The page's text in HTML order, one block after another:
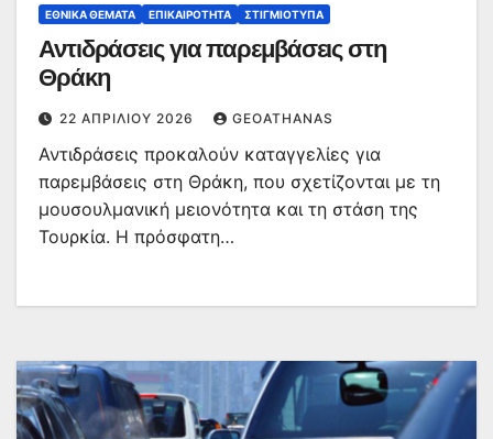
ΕΘΝΙΚΆ ΘΈΜΑΤΑ ΕΠΙΚΑΙΡΌΤΗΤΑ ΣΤΙΓΜΙΌΤΥΠΑ
Αντιδράσεις για παρεμβάσεις στη
Θράκη
22 ΑΠΡΙΛΊΟΥ 2026 GEOATHANAS
Αντιδράσεις προκαλούν καταγγελίες για
παρεμβάσεις στη Θράκη, που σχετίζονται με τη
μουσουλμανική μειονότητα και τη στάση της
Τουρκία. Η πρόσφατη…